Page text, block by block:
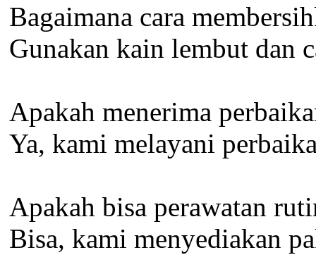
Bagaimana cara
Gunakan kain lembut dan
Apakah menerima
Ya, kami melayani
Apakah bisa perawatan
Bisa, kami menyediakan